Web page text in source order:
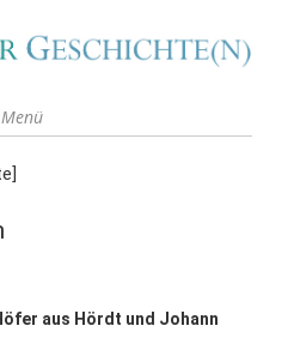
aus Hördt und Johann